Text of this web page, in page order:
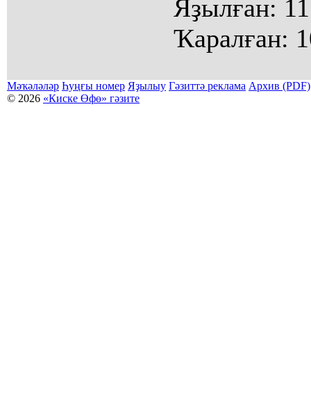
Яҙылған:
Ҡаралған:
Мәҡәләләр Һуңғы номер Яҙылыу Гәзиттә реклама Архив (PDF)
© 2026 «Киске Өфө» гәзите